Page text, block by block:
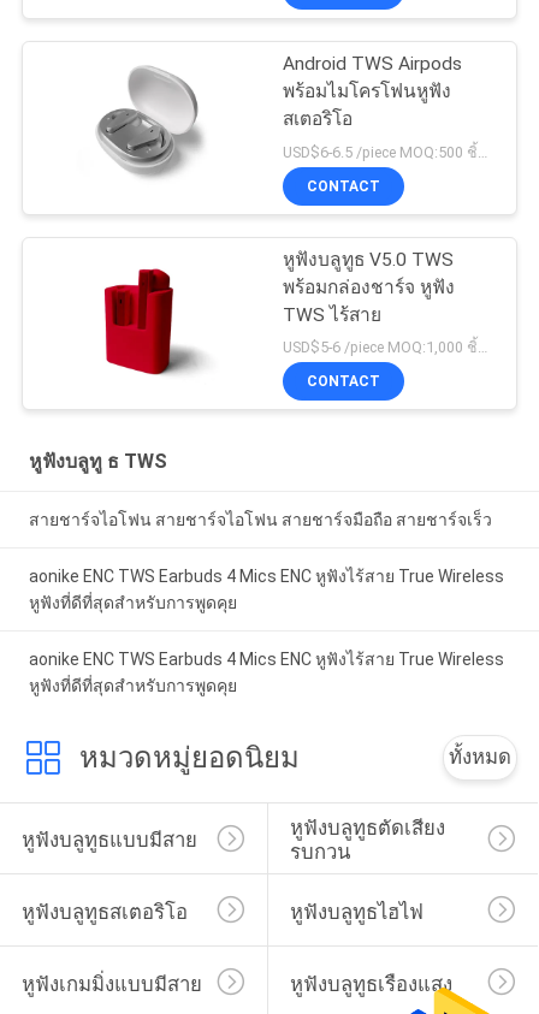
Android TWS Airpods
พร้อมไมโครโฟนหูฟัง
สเตอริโอ
CONTACT
หูฟังบลูทูธ V5.0 TWS
พร้อมกล่องชาร์จ หูฟัง
TWS ไร้สาย
USD$5-6 /piece MOQ:1,000 ชิ้นต่อรายการ
CONTACT
หูฟังบลูทู ธ TWS
สายชาร์จไอโฟน สายชาร์จไอโฟน สายชาร์จมือถือ สายชาร์จเร็ว
aonike ENC TWS Earbuds 4 Mics ENC หูฟังไร้สาย True Wireless
หูฟังที่ดีที่สุดสำหรับการพูดคุย
aonike ENC TWS Earbuds 4 Mics ENC หูฟังไร้สาย True Wireless
หูฟังที่ดีที่สุดสำหรับการพูดคุย
หมวดหมู่ยอดนิยม ทั้งหมด
หูฟังบลูทูธแบบมีสาย
หูฟังบลูทูธตัดเสียง
รบกวน
หูฟังบลูทูธสเตอริโอ หูฟังบลูทูธไฮไฟ
หูฟังเกมมิ่งแบบมีสาย หูฟังบลูทูธเรืองแสง